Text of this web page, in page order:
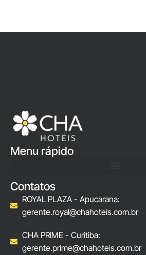
Menu rápido
Contatos
ROYAL PLAZA - Apucarana:
gerente.royal@chahoteis.com.br
CHA PRIME - Curitiba:
gerente.prime@chahoteis.com.br